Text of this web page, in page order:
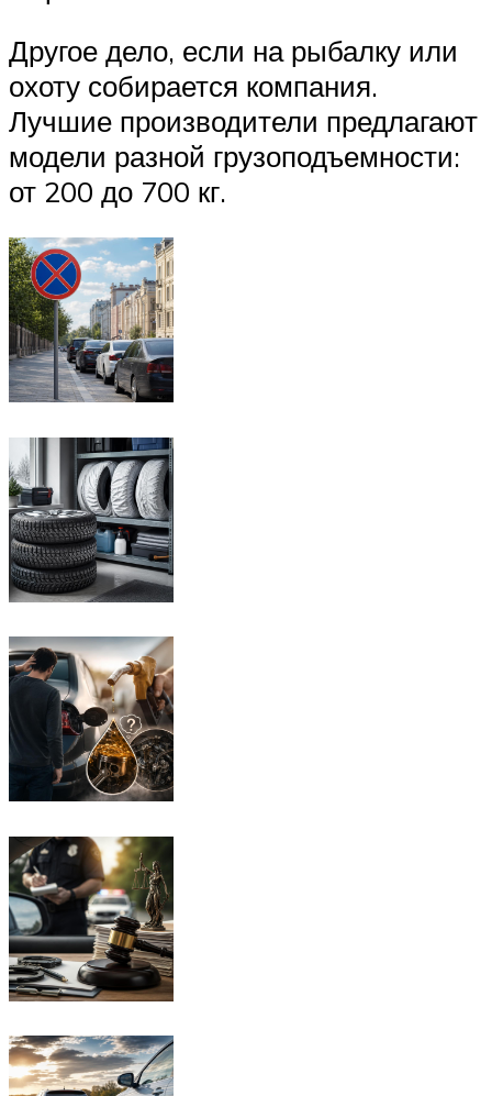
Другое дело, если на рыбалку или
охоту собирается компания.
Лучшие производители предлагают
модели разной грузоподъемности:
от 200 до 700 кг.